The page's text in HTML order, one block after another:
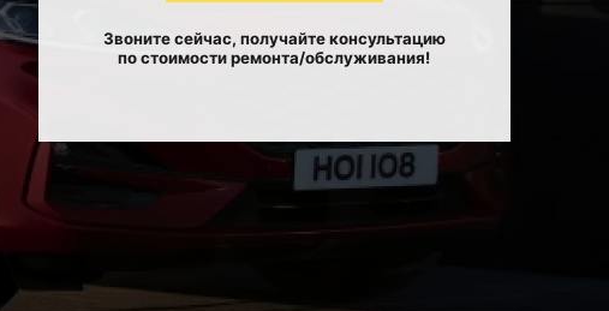
Звоните сейчас, получайте консультацию
по стоимости ремонта/обслуживания!